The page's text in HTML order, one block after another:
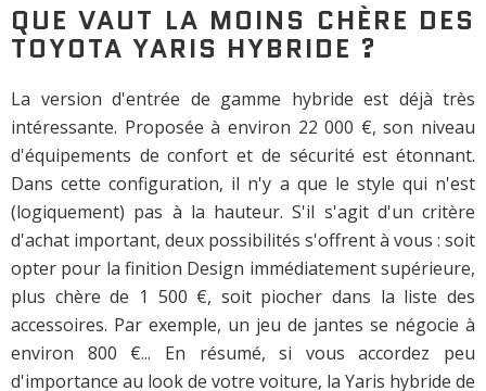
QUE VAUT LA MOINS CHÈRE DES
TOYOTA YARIS HYBRIDE ?
La version d'entrée de gamme hybride est déjà très
intéressante. Proposée à environ 22 000 €, son niveau
d'équipements de confort et de sécurité est étonnant.
Dans cette configuration, il n'y a que le style qui n'est
(logiquement) pas à la hauteur. S'il s'agit d'un critère
d'achat important, deux possibilités s'offrent à vous : soit
opter pour la finition Design immédiatement supérieure,
plus chère de 1 500 €, soit piocher dans la liste des
accessoires. Par exemple, un jeu de jantes se négocie à
environ 800 €... En résumé, si vous accordez peu
d'importance au look de votre voiture, la Yaris hybride de